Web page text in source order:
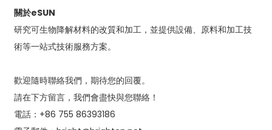
關於eSUN
研究可生物降解材料的改質和加工，並提供設備、原料和加工技
術等一站式技術服務方案。
歡迎隨時聯絡我們，期待您的回覆。
請在下方留言，我們會盡快與您聯絡！
電話：+86 755 86393186